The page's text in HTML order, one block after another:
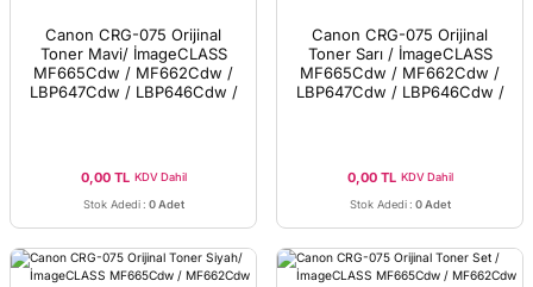
Canon CRG-075 Orijinal
Toner Mavi/ İmageCLASS
MF665Cdw / MF662Cdw /
LBP647Cdw / LBP646Cdw /
0,00 TL KDV Dahil
Stok Adedi : 0 Adet
Canon CRG-075 Orijinal
Toner Sarı / İmageCLASS
MF665Cdw / MF662Cdw /
LBP647Cdw / LBP646Cdw /
0,00 TL KDV Dahil
Stok Adedi : 0 Adet